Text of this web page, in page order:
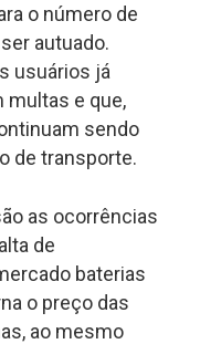
o número de
autuado.
usuários já
multas e que,
sendo
de transporte.
as ocorrências
de
baterias
o preço das
ao mesmo